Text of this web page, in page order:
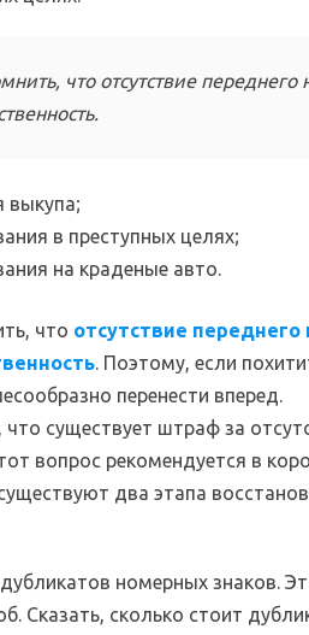
что отсутствие переднего
выкупа;
в преступных целях;
на краденые авто.
что отсутствие переднего
. Поэтому, если
перенести вперед.
что существует штраф за
вопрос рекомендуется в
два этапа
номерных знаков.
Сказать, сколько стоит